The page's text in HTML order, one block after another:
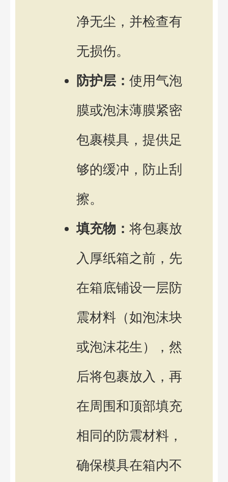
净无尘，并检查有
无损伤。
防护层： 使用气泡
膜或泡沫薄膜紧密
包裹模具，提供足
够的缓冲，防止刮
擦。
填充物： 将包裹放
入厚纸箱之前，先
在箱底铺设一层防
震材料（如泡沫块
或泡沫花生），然
后将包裹放入，再
在周围和顶部填充
相同的防震材料，
确保模具在箱内不